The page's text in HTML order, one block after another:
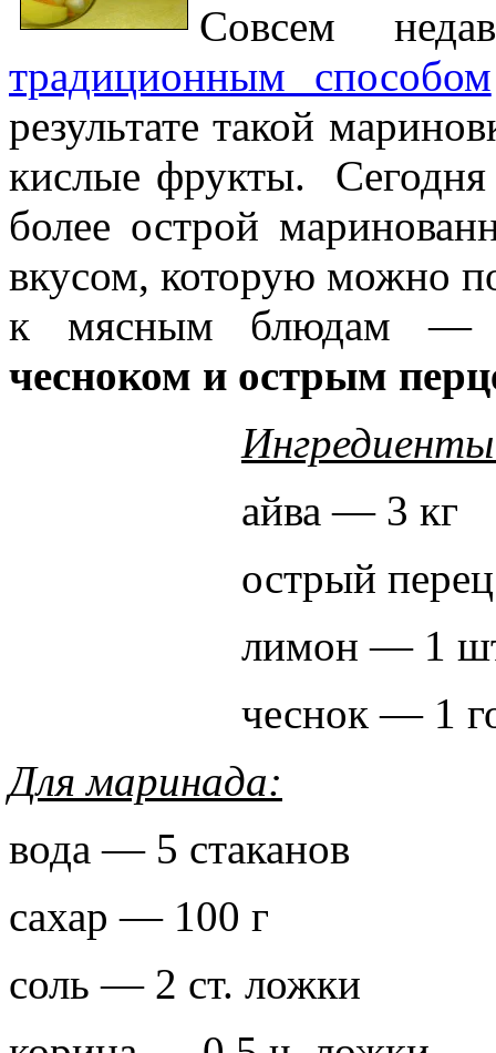
Совсем
традиционным способом
результате такой
кислые фрукты. Сегодня
более острой
вкусом, которую можно
к мясным блюдам
чесноком и острым
айва — 3 кг
острый
лимон — 1
чеснок — 1
Для маринада:
вода — 5 стаканов
сахар — 100 г
соль — 2 ст. ложки